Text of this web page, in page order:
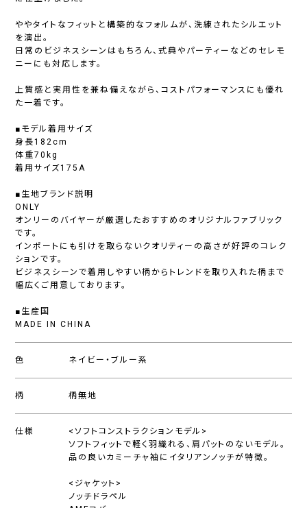
ややタイトなフィットと構築的なフォルムが、洗練されたシルエット
を演出。
日常のビジネスシーンはもちろん、式典やパーティーなどのセレモ
ニーにも対応します。
上質感と実用性を兼ね備えながら、コストパフォーマンスにも優れ
た一着です。
■モデル着用サイズ
身長182cm
体重70kg
着用サイズ175A
■生地ブランド説明
ONLY
オンリーのバイヤーが厳選したおすすめのオリジナルファブリック
です。
インポートにも引けを取らないクオリティーの高さが好評のコレク
ションです。
ビジネスシーンで着用しやすい柄からトレンドを取り入れた柄まで
幅広くご用意しております。
■生産国
MADE IN CHINA
色 ネイビー・ブルー系
柄 柄無地
仕様
<ソフトコンストラクションモデル>
ソフトフィットで軽く羽織れる、肩パットのないモデル。
品の良いカミーチャ袖にイタリアンノッチが特徴。
<ジャケット>
ノッチドラペル